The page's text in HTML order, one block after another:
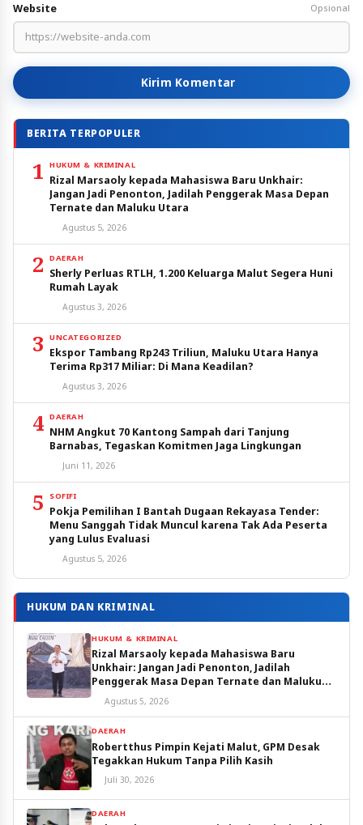
Website Opsional
Kirim Komentar
BERITA TERPOPULER
1 HUKUM & KRIMINAL
Rizal Marsaoly kepada Mahasiswa Baru Unkhair:
Jangan Jadi Penonton, Jadilah Penggerak Masa Depan
Ternate dan Maluku Utara
Agustus 5, 2026
2 DAERAH
Sherly Perluas RTLH, 1.200 Keluarga Malut Segera Huni
Rumah Layak
Agustus 3, 2026
3 UNCATEGORIZED
Ekspor Tambang Rp243 Triliun, Maluku Utara Hanya
Terima Rp317 Miliar: Di Mana Keadilan?
Agustus 3, 2026
4 DAERAH
NHM Angkut 70 Kantong Sampah dari Tanjung
Barnabas, Tegaskan Komitmen Jaga Lingkungan
Juni 11, 2026
5 SOFIFI
Pokja Pemilihan I Bantah Dugaan Rekayasa Tender:
Menu Sanggah Tidak Muncul karena Tak Ada Peserta
yang Lulus Evaluasi
Agustus 5, 2026
HUKUM DAN KRIMINAL
HUKUM & KRIMINAL
Rizal Marsaoly kepada Mahasiswa Baru
Unkhair: Jangan Jadi Penonton, Jadilah
Penggerak Masa Depan Ternate dan Maluku
Utara
Agustus 5, 2026
DAERAH
Robertthus Pimpin Kejati Malut, GPM Desak
Tegakkan Hukum Tanpa Pilih Kasih
Juli 30, 2026
DAERAH